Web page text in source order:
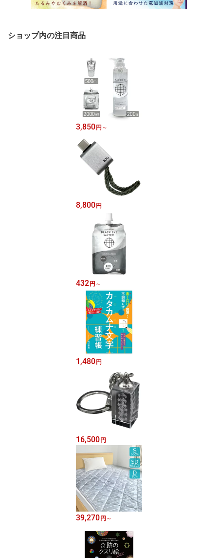
ショップ内の注目商品
3,850 円 ～
8,800 円
432 円 ～
1,480 円
16,500 円
39,270 円 ～